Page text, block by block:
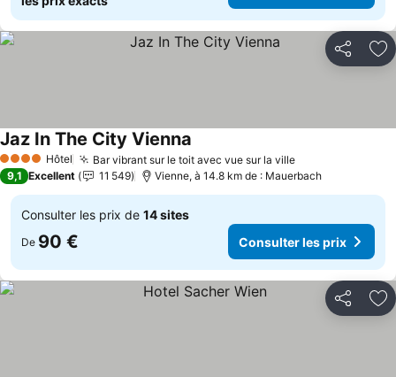
Partager
4 Étoiles Hôtel Bar vibrant sur le toit avec vue sur la ville
Jaz In The City Vienna
9,1 Excellent 11 549 Vienne, à 14.8 km de : Mauerbach
Consulter les prix de 14 sites
De 90 € Consulter les prix
Partager